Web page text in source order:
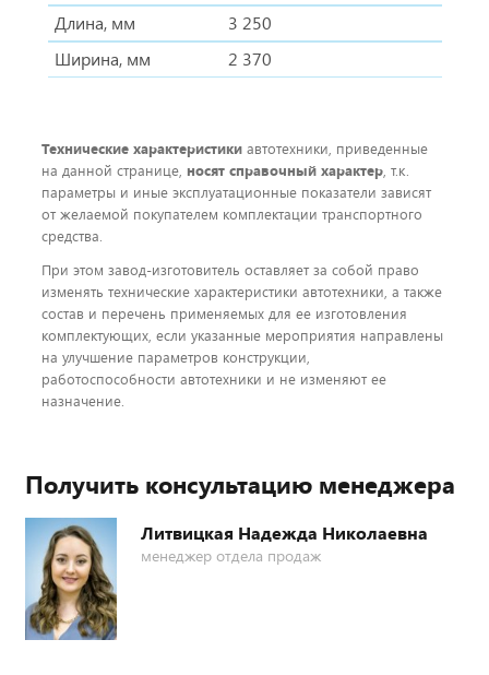
Длина, мм
3 250
Ширина, мм
2 370
Технические характеристики автотехники, приведенные
на данной странице, носят справочный характер, т.к.
параметры и иные эксплуатационные показатели зависят
от желаемой покупателем комплектации транспортного
средства.
При этом завод-изготовитель оставляет за собой право
изменять технические характеристики автотехники, а также
состав и перечень применяемых для ее изготовления
комплектующих, если указанные мероприятия направлены
на улучшение параметров конструкции,
работоспособности автотехники и не изменяют ее
назначение.
Получить консультацию менеджера
Литвицкая Надежда Николаевна
менеджер отдела продаж